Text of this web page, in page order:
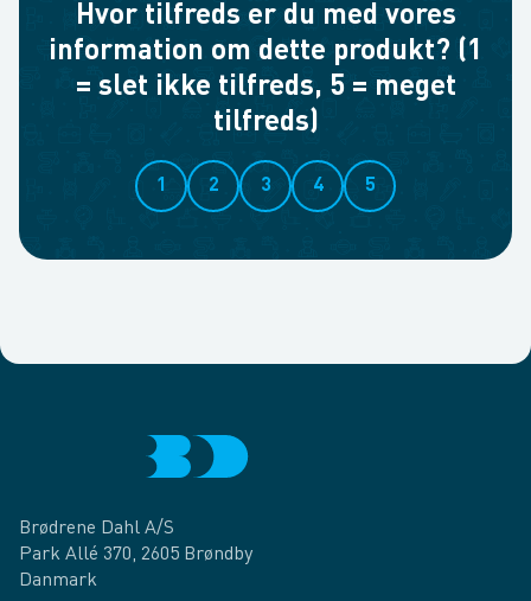
Hvor tilfreds er du med vores
information om dette produkt? (1
= slet ikke tilfreds, 5 = meget
tilfreds)
1 2 3 4 5
Brødrene Dahl A/S
Park Allé 370, 2605 Brøndby
Danmark